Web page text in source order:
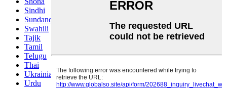
Sindhi
Sundanese
Swahili
Tajik
Tamil
Telugu
Thai
Ukrainian
Urdu